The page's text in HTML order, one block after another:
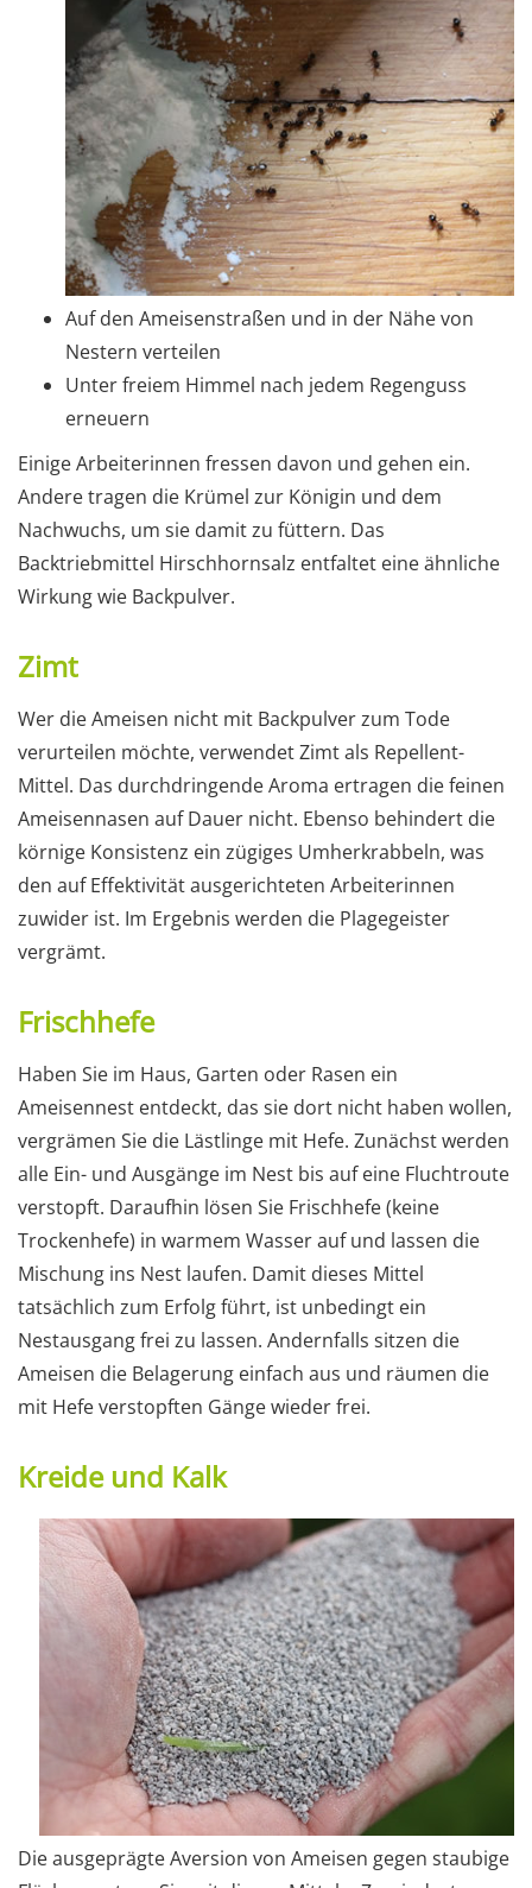
Auf den Ameisenstraßen und in der Nähe von
Nestern verteilen
Unter freiem Himmel nach jedem Regenguss
erneuern
Einige Arbeiterinnen fressen davon und gehen ein.
Andere tragen die Krümel zur Königin und dem
Nachwuchs, um sie damit zu füttern. Das
Backtriebmittel Hirschhornsalz entfaltet eine ähnliche
Wirkung wie Backpulver.
Zimt
Wer die Ameisen nicht mit Backpulver zum Tode
verurteilen möchte, verwendet Zimt als Repellent-
Mittel. Das durchdringende Aroma ertragen die feinen
Ameisennasen auf Dauer nicht. Ebenso behindert die
körnige Konsistenz ein zügiges Umherkrabbeln, was
den auf Effektivität ausgerichteten Arbeiterinnen
zuwider ist. Im Ergebnis werden die Plagegeister
vergrämt.
Frischhefe
Haben Sie im Haus, Garten oder Rasen ein
Ameisennest entdeckt, das sie dort nicht haben wollen,
vergrämen Sie die Lästlinge mit Hefe. Zunächst werden
alle Ein- und Ausgänge im Nest bis auf eine Fluchtroute
verstopft. Daraufhin lösen Sie Frischhefe (keine
Trockenhefe) in warmem Wasser auf und lassen die
Mischung ins Nest laufen. Damit dieses Mittel
tatsächlich zum Erfolg führt, ist unbedingt ein
Nestausgang frei zu lassen. Andernfalls sitzen die
Ameisen die Belagerung einfach aus und räumen die
mit Hefe verstopften Gänge wieder frei.
Kreide und Kalk
Die ausgeprägte Aversion von Ameisen gegen staubige